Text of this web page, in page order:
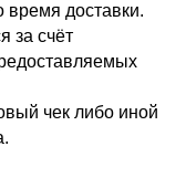
время доставки.
за счёт
чек либо иной